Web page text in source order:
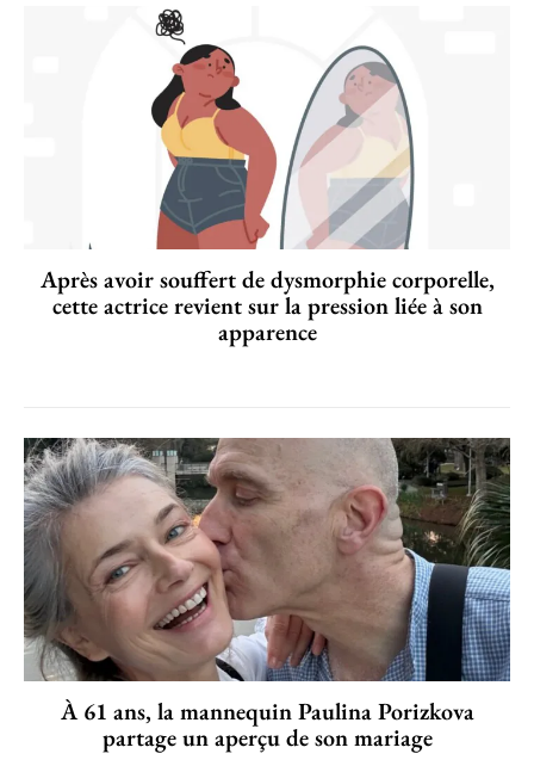
Après avoir souffert de dysmorphie corporelle,
cette actrice revient sur la pression liée à son
apparence
À 61 ans, la mannequin Paulina Porizkova
partage un aperçu de son mariage